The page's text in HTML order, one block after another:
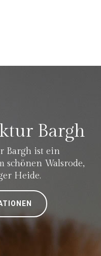
Bargh
Bargh ist ein
Walsrode,
Heide.